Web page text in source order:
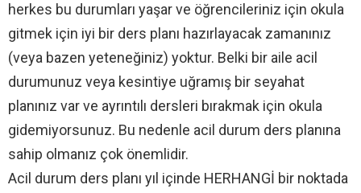
herkes bu durumları yaşar ve öğrencileriniz için okula
gitmek için iyi bir ders planı hazırlayacak zamanınız
(veya bazen yeteneğiniz) yoktur. Belki bir aile acil
durumunuz veya kesintiye uğramış bir seyahat
planınız var ve ayrıntılı dersleri bırakmak için okula
gidemiyorsunuz. Bu nedenle acil durum ders planına
sahip olmanız çok önemlidir.
Acil durum ders planı yıl içinde HERHANGİ bir noktada